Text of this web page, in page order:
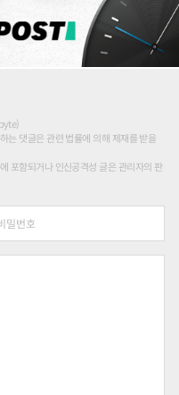
는 댓글은 관련 법률에 의해 제재를 받을
포함되거나 인신공격성 글은 관리자의 판